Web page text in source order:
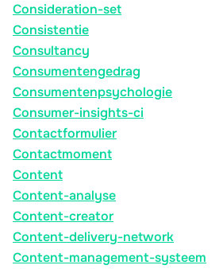
Consideration-set
Consistentie
Consultancy
Consumentengedrag
Consumentenpsychologie
Consumer-insights-ci
Contactformulier
Contactmoment
Content
Content-analyse
Content-creator
Content-delivery-network
Content-management-systeem